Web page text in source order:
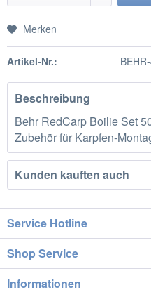
Merken
Artikel-Nr.:
Beschreibung
Behr RedCarp Boilie Set
Zubehör für Karpfen-
Kunden kauften auch
Service Hotline
Shop Service
Informationen